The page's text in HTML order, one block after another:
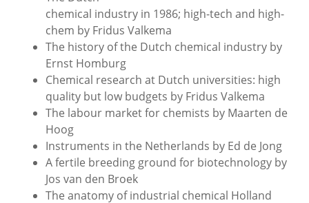
chemical industry in 1986; high-tech and high-
chem by Fridus Valkema
The history of the Dutch chemical industry by
Ernst Homburg
Chemical research at Dutch universities: high
quality but low budgets by Fridus Valkema
The labour market for chemists by Maarten de
Hoog
Instruments in the Netherlands by Ed de Jong
A fertile breeding ground for biotechnology by
Jos van den Broek
The anatomy of industrial chemical Holland